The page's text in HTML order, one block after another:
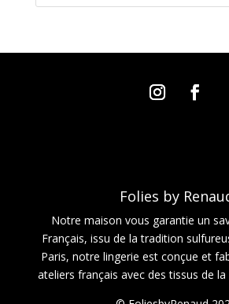
Folies by
Notre maison vous garantie un
Français, issu de la tradition
Paris, notre lingerie est conçue et
ateliers français avec des tissus de